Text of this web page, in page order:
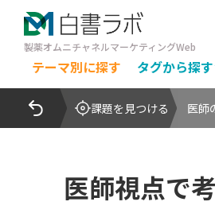
製薬オムニチャネルマーケティングWeb
テーマ別に探す タグから探す
課題を見つける 医師
医師視点で